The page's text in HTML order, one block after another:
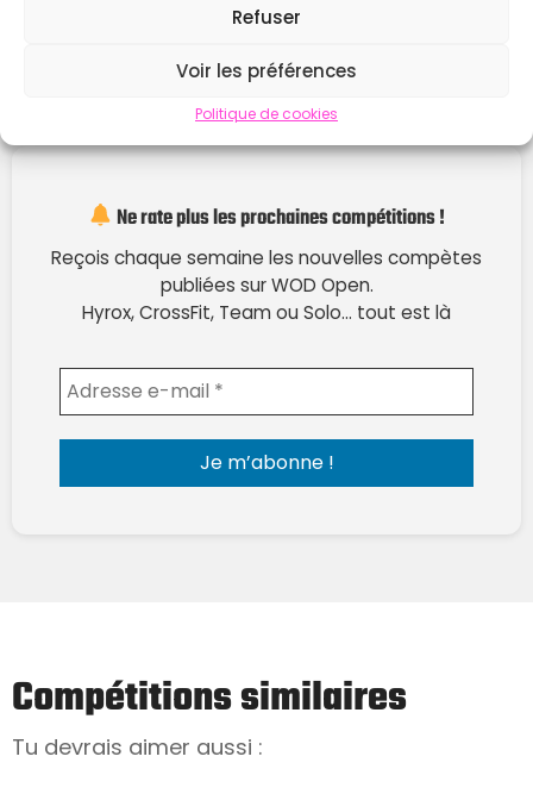
Refuser
Voir les préférences
Politique de cookies
Ne rate plus les prochaines compétitions !
Reçois chaque semaine les nouvelles compètes
publiées sur WOD Open.
Hyrox, CrossFit, Team ou Solo… tout est là
Compétitions similaires
Tu devrais aimer aussi :